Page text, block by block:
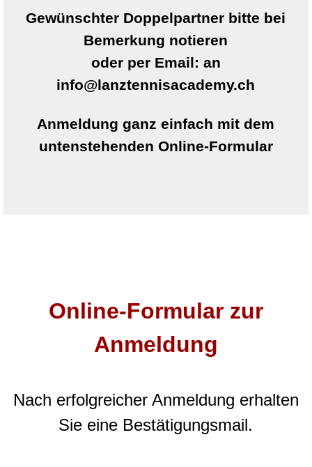
Gewünschter Doppelpartner bitte bei
Bemerkung notieren
oder per Email: an
info@lanztennisacademy.ch
Anmeldung ganz einfach mit dem
untenstehenden Online-Formular
Online-Formular zur
Anmeldung
Nach erfolgreicher Anmeldung erhalten
Sie eine Bestätigungsmail.